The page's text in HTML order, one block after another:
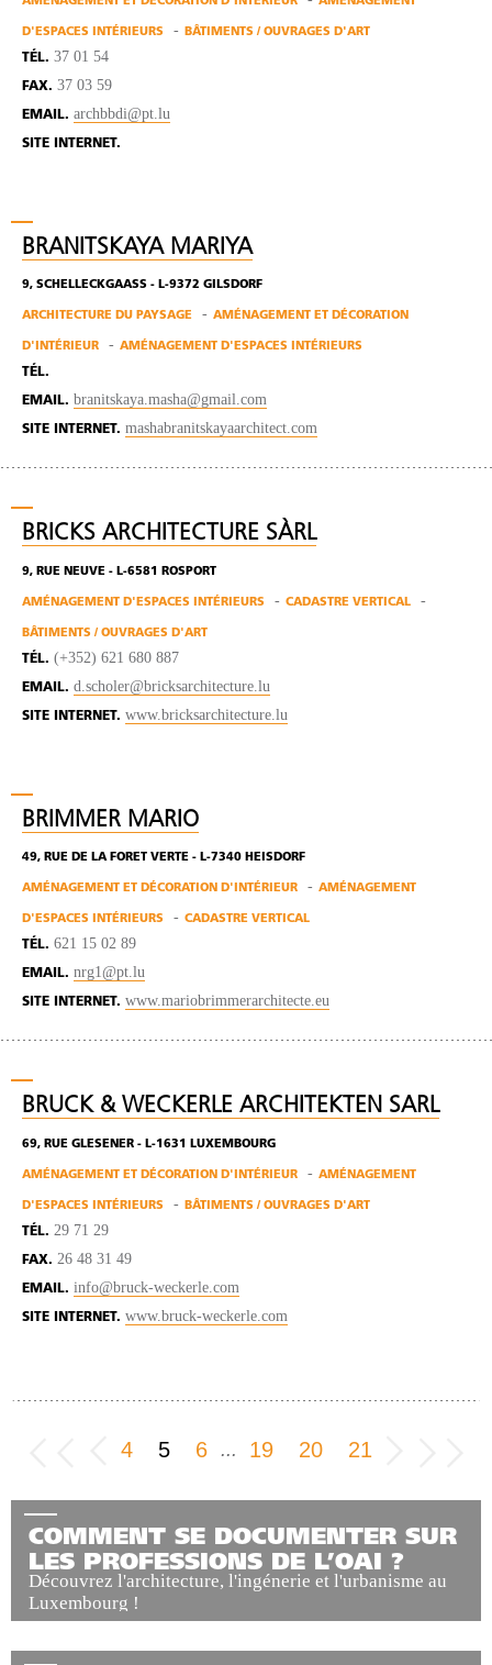
D'ESPACES INTÉRIEURS BÂTIMENTS / OUVRAGES D'ART
TÉL. 37 01 54
FAX. 37 03 59
EMAIL. archbbdi@pt.lu
SITE INTERNET.
BRANITSKAYA MARIYA
9, SCHELLECKGAASS - L-9372 GILSDORF
ARCHITECTURE DU PAYSAGE AMÉNAGEMENT ET DÉCORATION
D'INTÉRIEUR AMÉNAGEMENT D'ESPACES INTÉRIEURS
TÉL.
EMAIL. branitskaya.masha@gmail.com
SITE INTERNET. mashabranitskayaarchitect.com
BRICKS ARCHITECTURE SÀRL
9, RUE NEUVE - L-6581 ROSPORT
AMÉNAGEMENT D'ESPACES INTÉRIEURS CADASTRE VERTICAL
BÂTIMENTS / OUVRAGES D'ART
TÉL. (+352) 621 680 887
EMAIL. d.scholer@bricksarchitecture.lu
SITE INTERNET. www.bricksarchitecture.lu
BRIMMER MARIO
49, RUE DE LA FORET VERTE - L-7340 HEISDORF
AMÉNAGEMENT ET DÉCORATION D'INTÉRIEUR AMÉNAGEMENT
D'ESPACES INTÉRIEURS CADASTRE VERTICAL
TÉL. 621 15 02 89
EMAIL. nrg1@pt.lu
SITE INTERNET. www.mariobrimmerarchitecte.eu
BRUCK & WECKERLE ARCHITEKTEN SARL
69, RUE GLESENER - L-1631 LUXEMBOURG
AMÉNAGEMENT ET DÉCORATION D'INTÉRIEUR AMÉNAGEMENT
D'ESPACES INTÉRIEURS BÂTIMENTS / OUVRAGES D'ART
TÉL. 29 71 29
FAX. 26 48 31 49
EMAIL. info@bruck-weckerle.com
SITE INTERNET. www.bruck-weckerle.com
4 5 6 ... 19 20 21
COMMENT SE DOCUMENTER SUR
LES PROFESSIONS DE L’OAI ?
Découvrez l'architecture, l'ingénerie et l'urbanisme au
Luxembourg !